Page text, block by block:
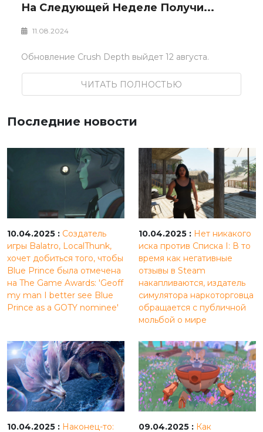
На Следующей Неделе Получи...
11.08.2024
Обновление Crush Depth выйдет 12 августа.
ЧИТАТЬ ПОЛНОСТЬЮ
Последние новости
10.04.2025 : Создатель
игры Balatro, LocalThunk,
хочет добиться того, чтобы
Blue Prince была отмечена
на The Game Awards: 'Geoff
my man I better see Blue
Prince as a GOTY nominee'
10.04.2025 : Нет никакого
иска против Списка I: В то
время как негативные
отзывы в Steam
накапливаются, издатель
симулятора наркоторговца
обращается с публичной
мольбой о мире
10.04.2025 : Наконец-то:
09.04.2025 : Как